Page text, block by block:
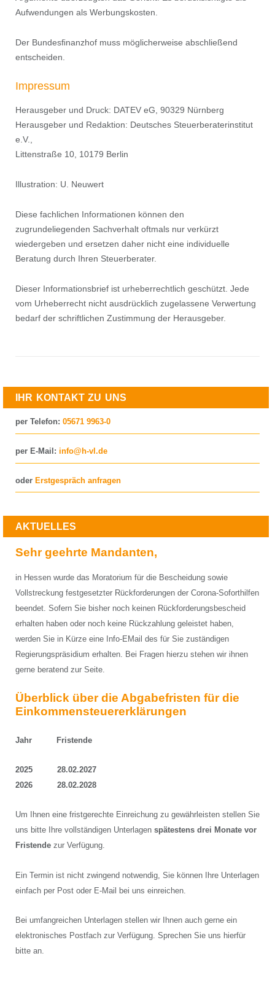
Aufwendungen als Werbungskosten.
Der Bundesﬁnanzhof muss möglicherweise abschließend
entscheiden.
Impressum
Herausgeber und Druck: DATEV eG, 90329 Nürnberg
Herausgeber und Redaktion: Deutsches Steuerberaterinstitut
e.V.,
Littenstraße 10, 10179 Berlin
Illustration: U. Neuwert
Diese fachlichen Informationen können den
zugrundeliegenden Sachverhalt oftmals nur verkürzt
wiedergeben und ersetzen daher nicht eine individuelle
Beratung durch Ihren Steuerberater.
Dieser Informationsbrief ist urheberrechtlich geschützt. Jede
vom Urheberrecht nicht ausdrücklich zugelassene Verwertung
bedarf der schriftlichen Zustimmung der Herausgeber.
IHR KONTAKT ZU UNS
per Telefon: 05671 9963-0
per E-Mail: info@h-vl.de
oder Erstgespräch anfragen
AKTUELLES
Sehr geehrte Mandanten,
in Hessen wurde das Moratorium für die Bescheidung sowie
Vollstreckung festgesetzter Rückforderungen der Corona-Soforthilfen
beendet. Sofern Sie bisher noch keinen Rückforderungsbescheid
erhalten haben oder noch keine Rückzahlung geleistet haben,
werden Sie in Kürze eine Info-EMail des für Sie zuständigen
Regierungspräsidium erhalten. Bei Fragen hierzu stehen wir ihnen
gerne beratend zur Seite.
Überblick über die Abgabefristen für die
Einkommensteuererklärungen
Jahr Fristende
2025 28.02.2027
2026 28.02.2028
Um Ihnen eine fristgerechte Einreichung zu gewährleisten stellen Sie
uns bitte Ihre vollständigen Unterlagen spätestens drei Monate vor
Fristendezur Verfügung.
Ein Termin ist nicht zwingend notwendig, Sie können Ihre Unterlagen
einfach per Post oder E-Mail bei uns einreichen.
Bei umfangreichen Unterlagen stellen wir Ihnen auch gerne ein
elektronisches Postfach zur Verfügung. Sprechen Sie uns hierfür
bitte an.